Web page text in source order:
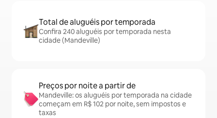
Total de aluguéis por temporada
Confira 240 aluguéis por temporada nesta
cidade (Mandeville)
Preços por noite a partir de
Mandeville: os aluguéis por temporada na cidade
começam em R$ 102 por noite, sem impostos e
taxas